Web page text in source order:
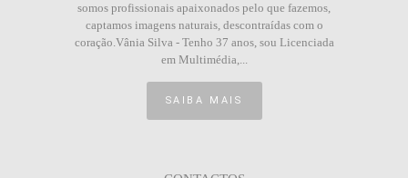
somos profissionais apaixonados pelo que fazemos,
captamos imagens naturais, descontraídas com o
coração.Vânia Silva - Tenho 37 anos, sou Licenciada
em Multimédia,...
SAIBA MAIS